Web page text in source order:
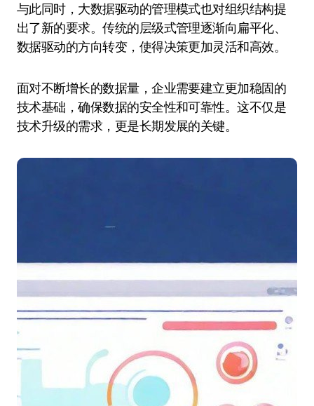
与此同时，大数据驱动的管理模式也对组织结构提
出了新的要求。传统的层级式管理逐渐向扁平化、
数据驱动的方向转变，使得决策更加灵活和高效。
面对不断增长的数据量，企业需要建立更加稳固的
技术基础，确保数据的安全性和可靠性。这不仅是
技术升级的需求，更是长期发展的关键。